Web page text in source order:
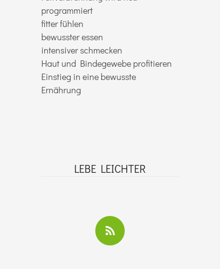
programmiert
fitter fühlen
bewusster essen
intensiver schmecken
Haut und Bindegewebe profitieren
Einstieg in eine bewusste
Ernährung
LEBE LEICHTER